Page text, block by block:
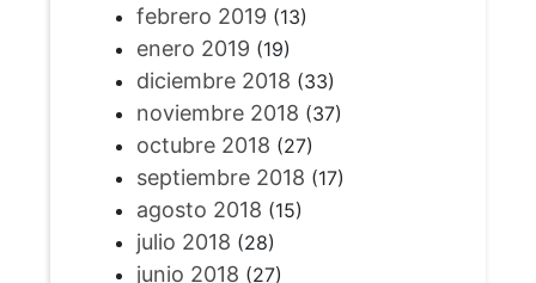
febrero 2019 (13)
enero 2019 (19)
diciembre 2018 (33)
noviembre 2018 (37)
octubre 2018 (27)
septiembre 2018 (17)
agosto 2018 (15)
julio 2018 (28)
junio 2018 (27)